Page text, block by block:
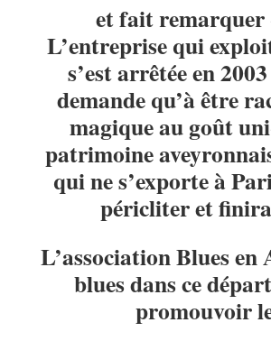
et fait remarquer
L’entreprise qui
s’est arrêtée en
demande qu’à être
magique au goût
patrimoine
qui ne s’exporte à
péricliter et
L’association Blues
blues dans ce
promouvoir